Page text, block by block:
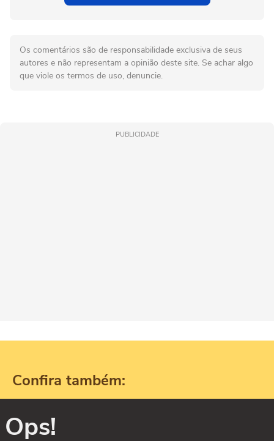
Os comentários são de responsabilidade exclusiva de seus
autores e não representam a opinião deste site. Se achar algo
que viole os termos de uso, denuncie.
PUBLICIDADE
Confira também:
Ops!